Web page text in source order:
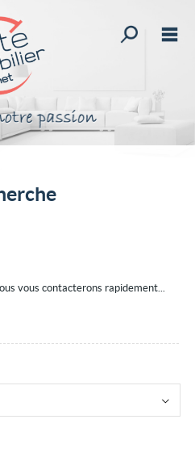
Toutes nos
vous contacterons rapidement...